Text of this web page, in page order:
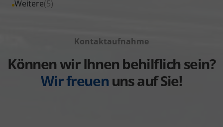
anzeigen
Volkswagen
Weitere(5)
Alle
anzeigen
Kontaktaufnahme
Können wir Ihnen behilflich sein?
Wir freuen uns auf Sie!